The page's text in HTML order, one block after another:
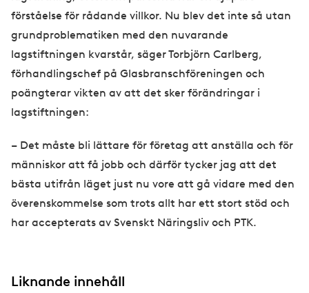
förståelse för rådande villkor. Nu blev det inte så utan
grundproblematiken med den nuvarande
lagstiftningen kvarstår, säger Torbjörn Carlberg,
förhandlingschef på Glasbranschföreningen och
poängterar vikten av att det sker förändringar i
lagstiftningen:
– Det måste bli lättare för företag att anställa och för
människor att få jobb och därför tycker jag att det
bästa utifrån läget just nu vore att gå vidare med den
överenskommelse som trots allt har ett stort stöd och
har accepterats av Svenskt Näringsliv och PTK.
Liknande innehåll